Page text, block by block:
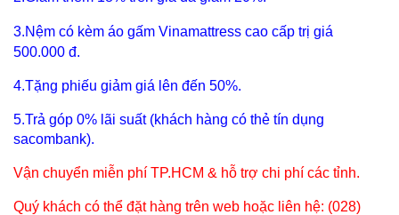
3.Nệm có kèm áo gấm Vinamattress cao cấp trị giá
500.000 đ.
4.Tặng phiếu giảm giá lên đến 50%.
5.Trả góp 0% lãi suất (khách hàng có thẻ tín dụng
sacombank).
Vận chuyển miễn phí TP.HCM & hỗ trợ chi phí các tỉnh.
Quý khách có thể đặt hàng trên web hoặc liên hệ: (028)